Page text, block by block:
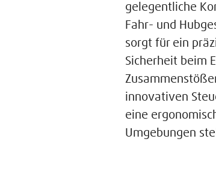
gelegentliche
Fahr- und
sorgt für ein
Sicherheit beim
innovativen
eine
Umgebungen